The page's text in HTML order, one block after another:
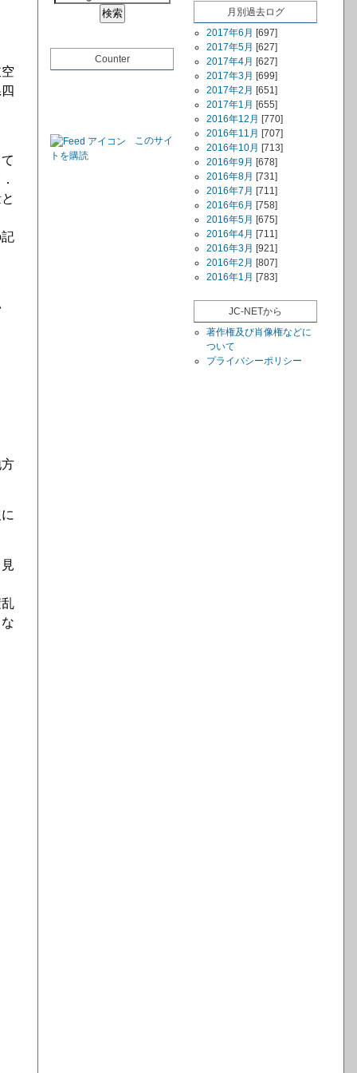
Counter
このサイ
トを購読
月別過去ログ
2017年6月 [697]
2017年5月 [627]
2017年4月 [627]
2017年3月 [699]
2017年2月 [651]
2017年1月 [655]
2016年12月 [770]
2016年11月 [707]
2016年10月 [713]
2016年9月 [678]
2016年8月 [731]
2016年7月 [711]
2016年6月 [758]
2016年5月 [675]
2016年4月 [711]
2016年3月 [921]
2016年2月 [807]
2016年1月 [783]
JC-NETから
著作権及び肖像権などに
ついて
プライバシーポリシー